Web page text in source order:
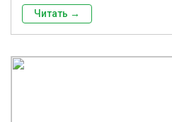
Читать →